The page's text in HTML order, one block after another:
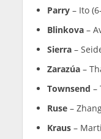
Parry– Ito
Blinkova–
Sierra–
Zarazúa–
Townsend –
Ruse–
Kraus–